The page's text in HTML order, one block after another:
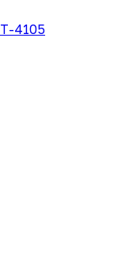
4105